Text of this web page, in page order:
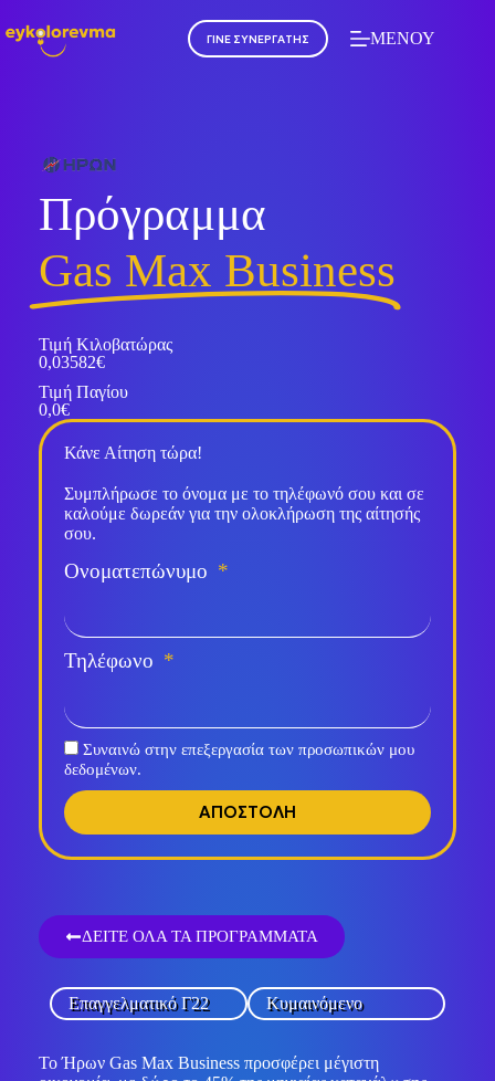
ΓΙΝΕ ΣΥΝΕΡΓΑΤΗΣ ΜΕΝΟΥ
Πρόγραμμα
Gas Max Business
Τιμή Κιλοβατώρας
0,03582€
Τιμή Παγίου
0,0€
Κάνε Αίτηση τώρα!
Συμπλήρωσε το όνομα με το τηλέφωνό σου και σε
καλούμε δωρεάν για την ολοκλήρωση της αίτησής
σου.
Ονοματεπώνυμο
Τηλέφωνο
Συναινώ στην επεξεργασία των προσωπικών μου
δεδομένων.
ΑΠΟΣΤΟΛΗ
ΔΕΙΤΕ ΟΛΑ ΤΑ ΠΡΟΓΡΑΜΜΑΤΑ
Επαγγελματικό Γ22 Κυμαινόμενο
Το Ήρων Gas Max Business προσφέρει μέγιστη